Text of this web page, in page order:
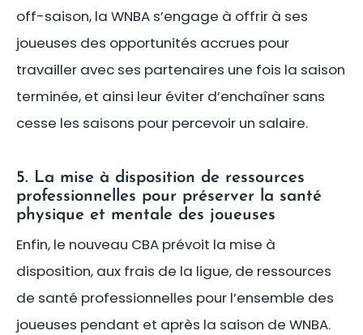
off-saison, la WNBA s’engage à offrir à ses
joueuses des opportunités accrues pour
travailler avec ses partenaires une fois la saison
terminée, et ainsi leur éviter d’enchaîner sans
cesse les saisons pour percevoir un salaire.
5. La mise à disposition de ressources
professionnelles pour préserver la santé
physique et mentale des joueuses
Enfin, le nouveau CBA prévoit la mise à
disposition, aux frais de la ligue, de ressources
de santé professionnelles pour l’ensemble des
joueuses pendant et après la saison de WNBA.